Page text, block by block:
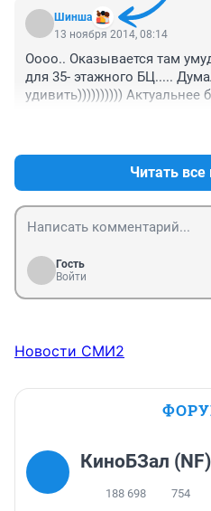
Шинша
13 ноября 2014, 08:14
Оооо.. Оказывается там
для 35- этажного БЦ.....
удивить)))))))))) Актуальнее
Читать
Гость
Войти
Новости СМИ2
КиноБЗал
188 698 754